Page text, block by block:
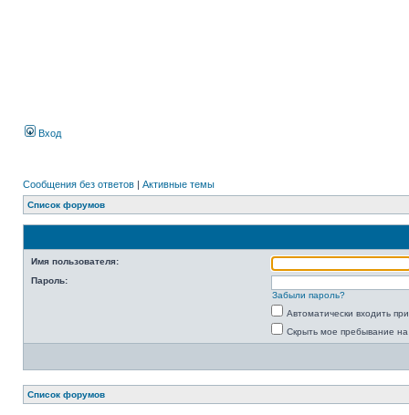
Вход
Сообщения без ответов | Активные темы
Список форумов
Имя пользователя:
Пароль:
Забыли пароль?
Автоматически входить
Скрыть мое пребывание
Список форумов